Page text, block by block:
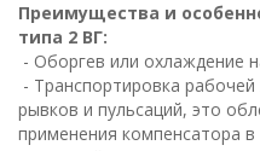
Преимущества и
типа 2 ВГ:
- Оборгев или охлаждение
- Транспортировка
рывков и пульсаций, это
применения компенсатора